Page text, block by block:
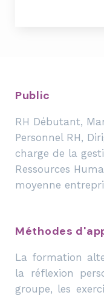
Public
RH Débutant,
Personnel RH,
charge de la
Ressources
moyenne
Méthodes
La formation
la réflexion
groupe, les